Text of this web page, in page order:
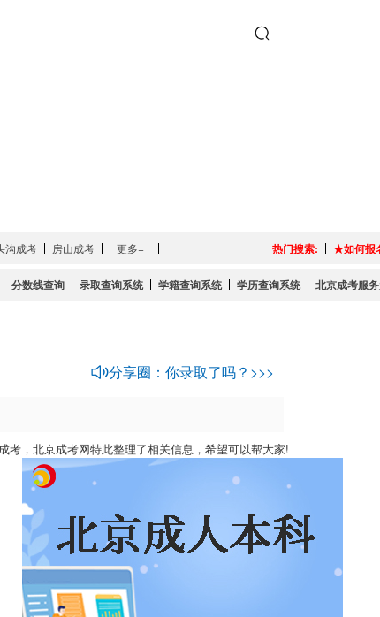
沟成考 房山成考 更多+ 热门搜索: ★如何
分数线查询 录取查询系统 学籍查询系统 学历查询系统 北京成考服
分享圈：你录取了吗？>>>
，北京成考网特此整理了相关信息，希望可以帮大家!